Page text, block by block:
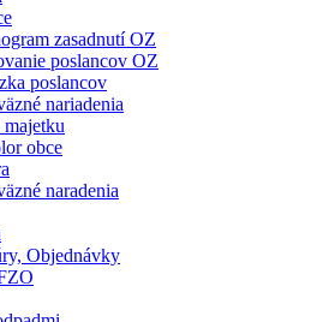
zasadnutí OZ
poslancov OZ
poslancov
nariadenia
majetku
obce
naradenia
Objednávky